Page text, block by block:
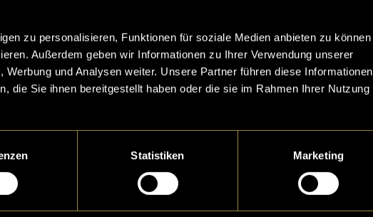
zu personalisieren, Funktionen für soziale Medien anbieten zu können
Außerdem geben wir Informationen zu Ihrer Verwendung unserer
und Analysen weiter. Unsere Partner führen diese Informationen
die Sie ihnen bereitgestellt haben oder die sie im Rahmen Ihrer Nutzung
Statistiken Marketing